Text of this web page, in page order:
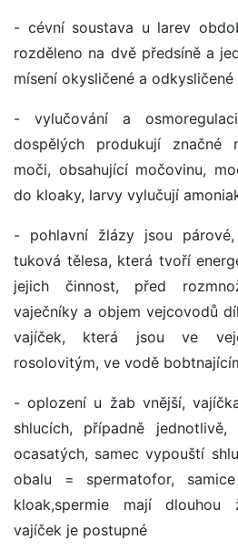
- cévní soustava u larev
rozděleno na dvě předsíně a
mísení okysličené a odkysličené
- vylučování a
dospělých produkují značné
moči, obsahující močovinu,
do kloaky, larvy vylučují
- pohlavní žlázy jsou
tuková tělesa, která tvoří
jejich činnost, před
vaječníky a objem vejcovodů
vajíček, která jsou ve
rosolovitým, ve vodě
- oplození u žab vnější,
shlucích, případně
ocasatých, samec vypouští
obalu = spermatofor,
kloak,spermie mají dlouhou
vajíček je postupné